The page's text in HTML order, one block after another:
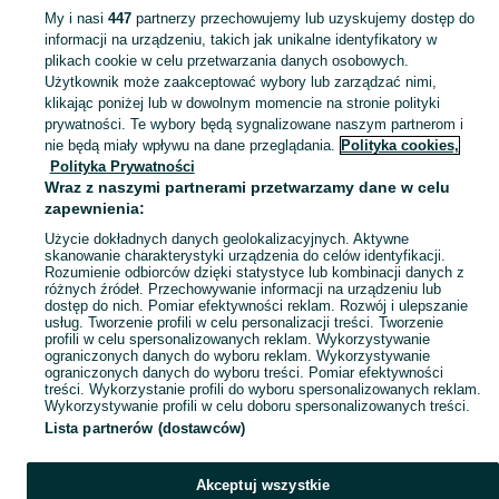
KATEGORIA
Sprzedaż regałów sklepowych i magazynowych Dzierżoniów ▶️ Aktualne oferty ✅ Duży wybór produktów w atrakcyjnych cenach ✌ Znajdź ogłoszenia na OLX.pl! Zobacz
Mapa kategorii
Mapa miejscowości
Mapa ministron
Popularne wyszukiwania
My i nasi 447partnerzy przechowujemy lub uzyskujemy dostęp do
informacji na urządzeniu, takich jak unikalne identyfikatory w
plikach cookie w celu przetwarzania danych osobowych.
Użytkownik może zaakceptować wybory lub zarządzać nimi,
klikając poniżej lub w dowolnym momencie na stronie polityki
prywatności. Te wybory będą sygnalizowane naszym partnerom i
nie będą miały wpływu na dane przeglądania. Polityka cookies,
Polityka Prywatności
Wraz z naszymi partnerami przetwarzamy dane w celu
zapewnienia:
Użycie dokładnych danych geolokalizacyjnych. Aktywne
skanowanie charakterystyki urządzenia do celów identyfikacji.
Rozumienie odbiorców dzięki statystyce lub kombinacji danych z
różnych źródeł. Przechowywanie informacji na urządzeniu lub
dostęp do nich. Pomiar efektywności reklam. Rozwój i ulepszanie
usług. Tworzenie profili w celu personalizacji treści. Tworzenie
profili w celu spersonalizowanych reklam. Wykorzystywanie
ograniczonych danych do wyboru reklam. Wykorzystywanie
ograniczonych danych do wyboru treści. Pomiar efektywności
treści. Wykorzystanie profili do wyboru spersonalizowanych reklam.
Wykorzystywanie profili w celu doboru spersonalizowanych treści.
Lista partnerów (dostawców)
Akceptuj wszystkie